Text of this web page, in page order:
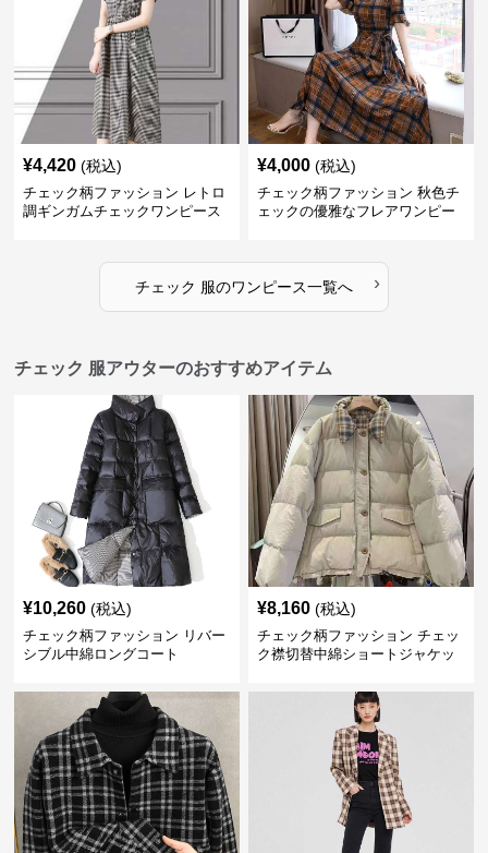
¥4,420 (税込)
チェック柄ファッション レトロ
調ギンガムチェックワンピース
¥4,000 (税込)
チェック柄ファッション 秋色チ
ェックの優雅なフレアワンピー
チェック 服のワンピース一覧へ ›
チェック 服アウターのおすすめアイテム
¥10,260 (税込)
チェック柄ファッション リバー
シブル中綿ロングコート
¥8,160 (税込)
チェック柄ファッション チェッ
ク襟切替中綿ショートジャケッ